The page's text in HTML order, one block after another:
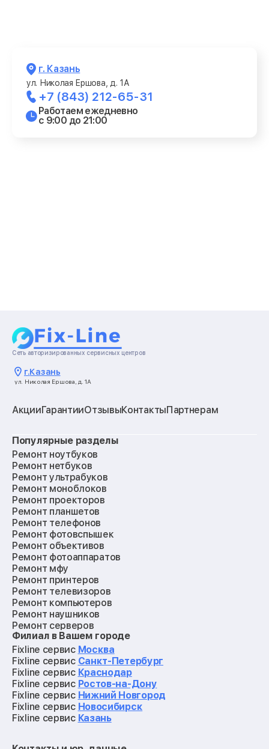
г. Казань
ул. Николая Ершова, д. 1А
+7 (843) 212-65-31
Работаем ежедневно
с 9:00 до 21:00
Сеть авторизированных сервисных центров
г.Казань
ул. Николая Ершова, д. 1А
АкцииГарантииОтзывыКонтактыПартнерам
Популярные разделы
Ремонт ноутбуков
Ремонт нетбуков
Ремонт ультрабуков
Ремонт моноблоков
Ремонт проекторов
Ремонт планшетов
Ремонт телефонов
Ремонт фотовспышек
Ремонт объективов
Ремонт фотоаппаратов
Ремонт мфу
Ремонт принтеров
Ремонт телевизоров
Ремонт компьютеров
Ремонт наушников
Ремонт серверов
Ремонт мониторов
Ремонт квадрокоптеров
Ремонт электросамокатов
Ремонт материнских плат
Ремонт видеокарт
Ремонт кофемашин
Ремонт vr систем
Ремонт игровых приставок
Филиал в Вашем городе
Fixline сервис Москва
Fixline сервис Санкт-Петербург
Fixline сервис Краснодар
Fixline сервис Ростов-на-Дону
Fixline сервис Нижний Новгород
Fixline сервис Новосибирск
Fixline сервис Казань